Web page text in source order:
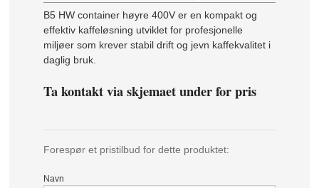
B5 HW container høyre 400V er en kompakt og
effektiv kaffeløsning utviklet for profesjonelle
miljøer som krever stabil drift og jevn kaffekvalitet i
daglig bruk.
Ta kontakt via skjemaet under for pris
Forespør et pristilbud for dette produktet:
Navn